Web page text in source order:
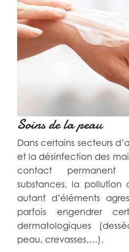
Soins de la peau
Dans certains secteurs
et la désinfection des
contact permanent
substances, la pollution
autant d’éléments
parfois engendrer
dermatologiques
peau, crevasses,…).